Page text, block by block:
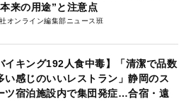
来の用途”と注意点
オンライン編集部ニュース班
イキング192人食中毒】「清潔で品数
い感じのいいレストラン」静岡のス
ツ宿泊施設内で集団発症…合宿・遠